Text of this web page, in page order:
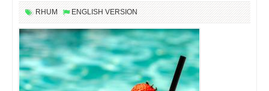
RHUM ENGLISH VERSION